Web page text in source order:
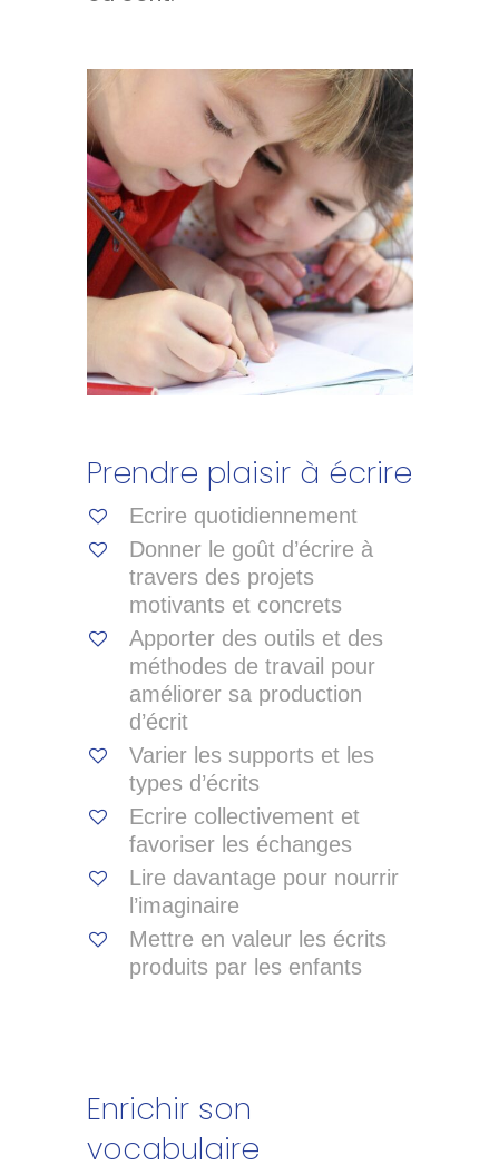
Prendre plaisir à écrire
Ecrire quotidiennement
Donner le goût d’écrire à
travers des projets
motivants et concrets
Apporter des outils et des
méthodes de travail pour
améliorer sa production
d’écrit
Varier les supports et les
types d’écrits
Ecrire collectivement et
favoriser les échanges
Lire davantage pour nourrir
l’imaginaire
Mettre en valeur les écrits
produits par les enfants
Enrichir son
vocabulaire